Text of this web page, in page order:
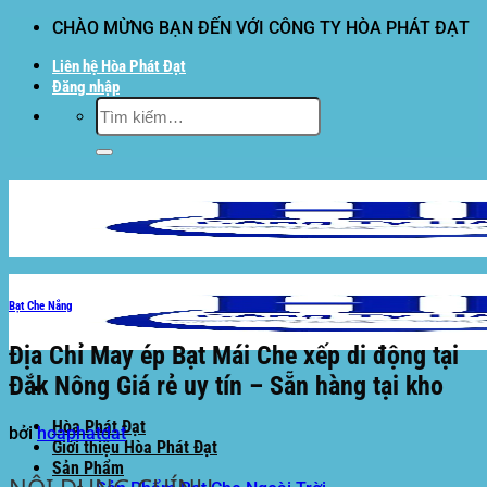
dung
CHÀO MỪNG BẠN ĐẾN VỚI CÔNG TY HÒA PHÁT ĐẠT
Liên hệ Hòa Phát Đạt
Đăng nhập
Tìm
kiếm:
Hòa Phát Đạt
Giới thiệu Hòa Phát Đạt
Sản Phẩm
Bạt Che Nắng
Địa Chỉ May ép Bạt Mái Che xếp di động tại
Đắk Nông Giá rẻ uy tín – Sẵn hàng tại kho
bởihoaphatdat